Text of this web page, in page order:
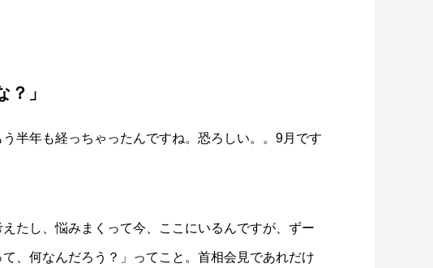
？」
半年も経っちゃったんですね。恐ろしい。。9月です
たし、悩みまくって今、ここにいるんですが、ずー
、何なんだろう？」ってこと。首相会見であれだけ